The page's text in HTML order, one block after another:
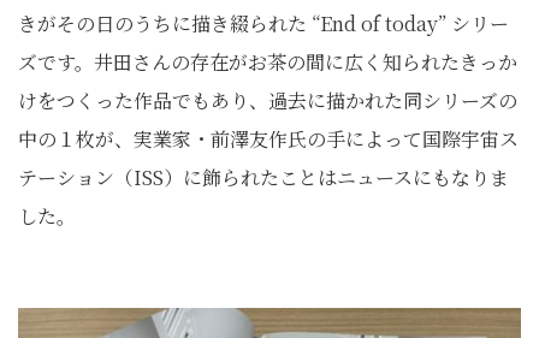
きがその日のうちに描き綴られた “End of today” シリー
ズです。井田さんの存在がお茶の間に広く知られたきっか
けをつくった作品でもあり、過去に描かれた同シリーズの
中の１枚が、実業家・前澤友作氏の手によって国際宇宙ス
テーション（ISS）に飾られたことはニュースにもなりま
した。